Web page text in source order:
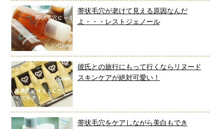
帯状毛穴が老けて見える原因なんだ
よ・・・レストジェノール
彼氏との旅行にもって行くならリヌード
スキンケアが絶対可愛い！
帯状毛穴をケアしながら美白もでき